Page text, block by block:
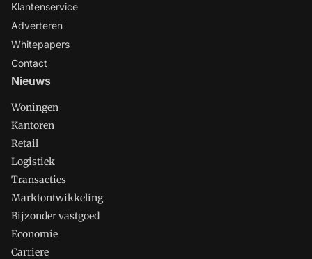
Klantenservice
Adverteren
Whitepapers
Contact
Nieuws
Woningen
Kantoren
Retail
Logistiek
Transacties
Marktontwikkeling
Bijzonder vastgoed
Economie
Carriere